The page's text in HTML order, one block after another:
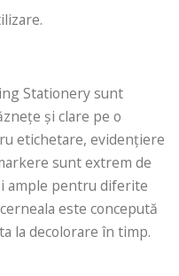
Stationery sunt
și clare pe o
etichetare, evidențiere
sunt extrem de
ample pentru diferite
este concepută
la decolorare în timp.